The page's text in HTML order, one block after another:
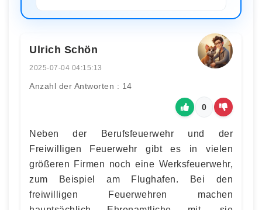
Ulrich Schön
2025-07-04 04:15:13
Anzahl der Antworten : 14
0
Neben der Berufsfeuerwehr und der
Freiwilligen Feuerwehr gibt es in vielen
größeren Firmen noch eine Werksfeuerwehr,
zum Beispiel am Flughafen. Bei den
freiwilligen Feuerwehren machen